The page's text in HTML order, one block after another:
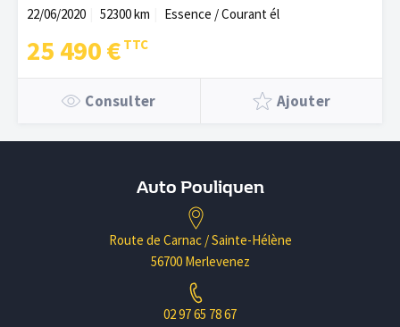
22/06/2020
52300 km Essence / Courant él
25 490 €
Consulter Ajouter
Auto Pouliquen
Route de Carnac / Sainte-Hélène
56700 Merlevenez
02 97 65 78 67